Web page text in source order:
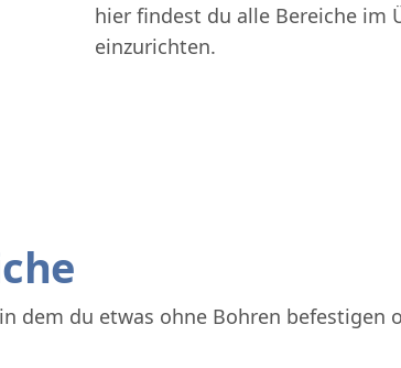
hier findest du alle Bereiche im
einzurichten.
dem du etwas ohne Bohren befestigen